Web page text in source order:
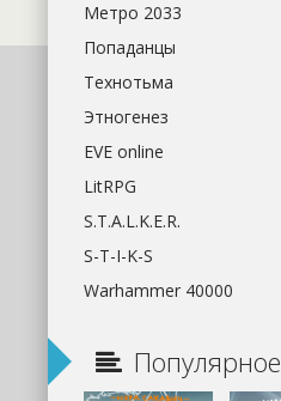
Метро 2033
Попаданцы
Технотьма
Этногенез
EVE online
LitRPG
S.T.A.L.K.E.R.
S-T-I-K-S
Warhammer 40000
Популярное